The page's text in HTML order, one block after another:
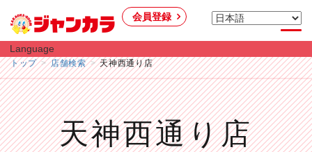
会員登録
Language
トップ 店舗検索 天神西通り店
天神西通り店